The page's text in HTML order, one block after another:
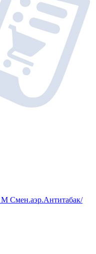
Смен.аэр.Антитабак/